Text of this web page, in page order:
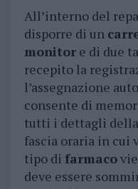
All’interno del
disporre di un
monitore di due
recepito la
l’assegnazione
consente di
tutti i dettagli
fascia oraria in cui
tipo di farmaco
deve essere